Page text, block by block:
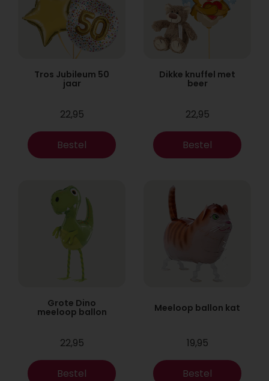
Tros Jubileum 50
jaar
22,95
Bestel
Dikke knuffel met
beer
22,95
Bestel
Grote Dino
meeloop ballon
22,95
Bestel
Meeloop ballon kat
19,95
Bestel